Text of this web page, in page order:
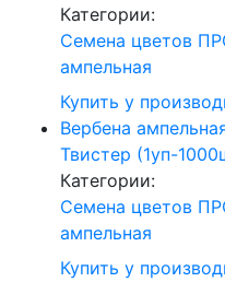
Категории:
Cемена цветов
ампельная
Купить у
Вербена
Твистер (1уп-
Категории:
Cемена цветов
ампельная
Купить у